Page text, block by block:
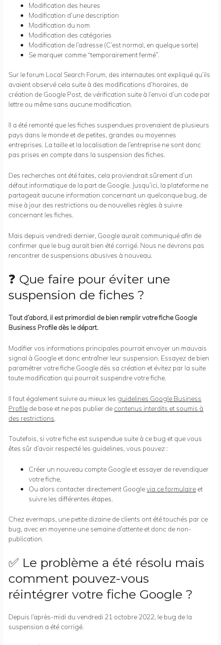
Modification des heures
Modification d’une description
Modification du nom
Modification des catégories
Modification de l’adresse (C’est normal, en quelque sorte)
Se marquer comme “temporairement fermé”.
Sur le forum Local Search Forum , des internautes ont expliqué qu’ils
avaient observé cela suite à des modifications d’horaires, de
création de Google Post, de vérification suite à l’envoi d’un code par
lettre ou même sans aucune modification.
Il a été remonté que les fiches suspendues provenaient de plusieurs
pays dans le monde et de petites, grandes ou moyennes
entreprises. La taille et la localisation de l’entreprise ne sont donc
pas prises en compte dans la suspension des fiches.
Des recherches ont été faites, cela proviendrait sûrement d’un
défaut informatique de la part de Google. Jusqu’ici, la plateforme ne
partageait aucune information concernant un quelconque bug, de
mise à jour des restrictions ou de nouvelles règles à suivre
concernant les fiches.
Mais depuis vendredi dernier, Google aurait communiqué afin de
confirmer que le bug aurait bien été corrigé. Nous ne devrons pas
rencontrer de suspensions abusives à nouveau.
❓ Que faire pour éviter une
suspension de fiches ?
Tout d’abord, il est primordial de bien remplir votre fiche Google
Business Profile dès le départ.
Modifier vos informations principales pourrait envoyer un mauvais
signal à Google et donc entraîner leur suspension. Essayez de bien
paramétrer votre fiche Google dès sa création et évitez par la suite
toute modification qui pourrait suspendre votre fiche.
Il faut également suivre au mieux les guidelines Google Business
Profile de base et ne pas publier de contenus interdits et soumis à
des restrictions
Toutefois, si votre fiche est suspendue suite à ce bug et que vous
êtes sûr d’avoir respecté les guidelines, vous pouvez :
Créer un nouveau compte Google et essayer de revendiquer
votre fiche,
Ou alors contacter directement Googlevia ce formulaire et
suivre les différentes étapes.
Chez evermaps, une petite dizaine de clients ont été touchés par ce
bug, avec en moyenne une semaine d’attente et donc de non-
publication.
✅ Le problème a été résolu mais
comment pouvez-vous
réintégrer votre fiche Google ?
Depuis l’après-midi du vendredi 21 octobre 2022, le bug de la
suspension a été corrigé.